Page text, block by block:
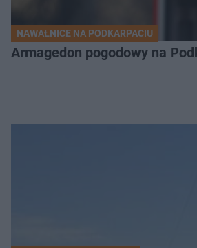
NAWAŁNICE NA PODKARPACIU
Armagedon pogodowy na